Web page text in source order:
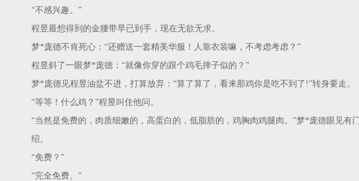
“不感兴趣。”
程昱最想得到的金腰带早已到手，现在无欲无求。
梦*庞德不肯死心：“还赠送一套精美华服！人靠衣装嘛，不考虑考虑？”
程昱斜了一眼梦*庞德：“就像你穿的跟个鸡毛掸子似的？”
梦*庞德见程昱油盐不进，打算放弃：“算了算了，看来那鸡你是吃不到了!”转身要走。
“等等！什么鸡？”程昱叫住他问。
“当然是免费的，肉质细嫩的，高蛋白的，低脂肪的，鸡胸肉鸡腿肉。”梦*庞德眼见有
绍。
“免费？”
“完全免费。”